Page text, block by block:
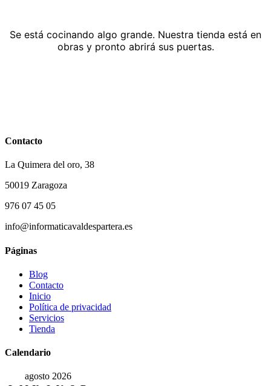
Se está cocinando algo grande. Nuestra tienda está en
obras y pronto abrirá sus puertas.
Contacto
La Quimera del oro, 38
50019 Zaragoza
976 07 45 05
info@informaticavaldespartera.es
Páginas
Blog
Contacto
Inicio
Política de privacidad
Servicios
Tienda
Calendario
agosto 2026